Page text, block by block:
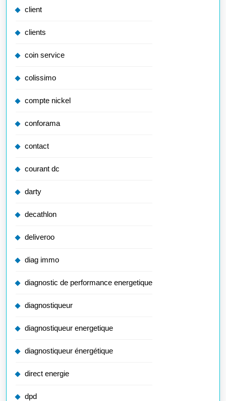
client
clients
coin service
colissimo
compte nickel
conforama
contact
courant dc
darty
decathlon
deliveroo
diag immo
diagnostic de performance energetique
diagnostiqueur
diagnostiqueur energetique
diagnostiqueur énergétique
direct energie
dpd